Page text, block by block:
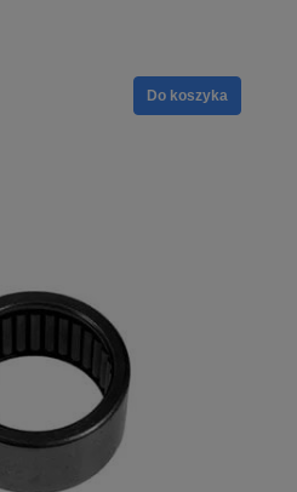
Do koszyka